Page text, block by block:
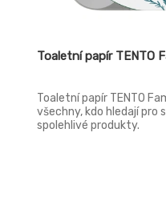
Toaletní papír TENTO
Toaletní papír TENTO
všechny, kdo hledají pro
spolehlivé produkty.